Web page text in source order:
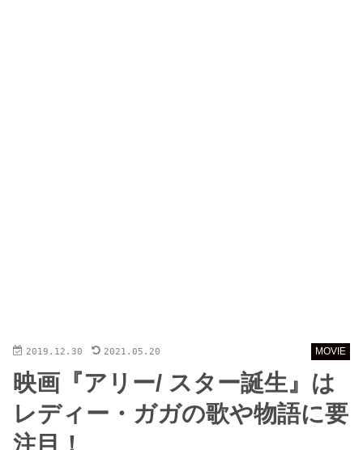
MOVIE
2019.12.30 2021.05.20
映画『アリー/ スター誕生』は
レディー・ガガの歌や物語に要
注目！